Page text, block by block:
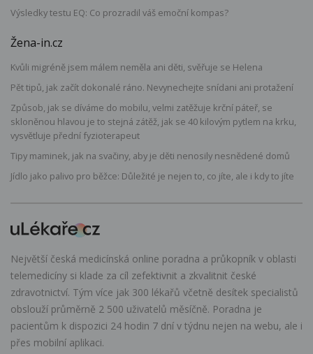
Výsledky testu EQ: Co prozradil váš emoční kompas?
Žena-in.cz
Kvůli migréně jsem málem neměla ani děti, svěřuje se Helena
Pět tipů, jak začít dokonalé ráno. Nevynechejte snídani ani protažení
Způsob, jak se díváme do mobilu, velmi zatěžuje krční páteř, se
skloněnou hlavou je to stejná zátěž, jak se 40 kilovým pytlem na krku,
vysvětluje přední fyzioterapeut
Tipy maminek, jak na svačiny, aby je děti nenosily nesnědené domů
Jídlo jako palivo pro běžce: Důležité je nejen to, co jíte, ale i kdy to jíte
Největší česká medicínská online poradna a průkopník v oblasti
telemedicíny si klade za cíl zefektivnit a zkvalitnit české
zdravotnictví. Tým více jak 300 lékařů včetně desítek specialistů
obslouží průměrně 2 500 uživatelů měsíčně. Poradna je
pacientům k dispozici 24 hodin 7 dní v týdnu nejen na webu, ale i
přes mobilní aplikaci.